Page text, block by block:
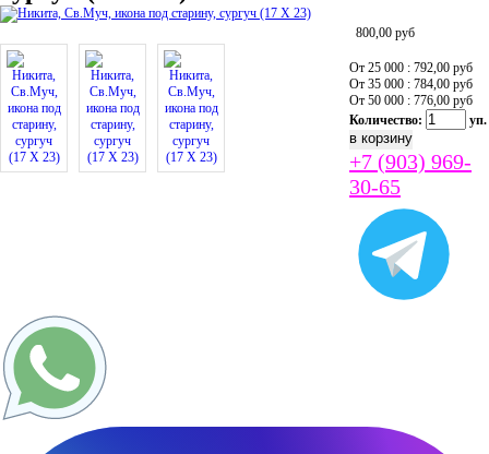
800,00 руб
От 25 000 : 792,00 руб
От 35 000 : 784,00 руб
От 50 000 : 776,00 руб
Количество:
уп.
+7 (903) 969-
30-65